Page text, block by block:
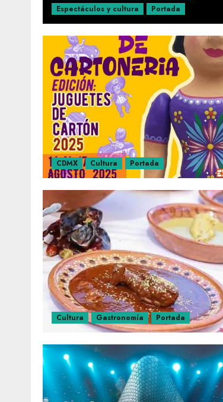
Espectáculos y cultura
Portada
CDMX Cultura Portada
Cultura Gastronomía Portada